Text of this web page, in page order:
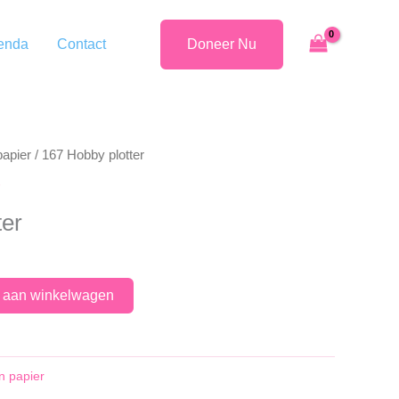
Contact Doneer Nu
/ 167 Hobby plotter
winkelwagen
papier